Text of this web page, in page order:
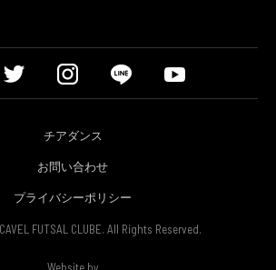
チアダンス
お問い合わせ
プライバシーポリシー
FUTSAL CLUBE. All Rights Reserved.